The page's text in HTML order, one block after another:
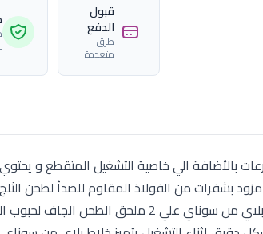
قبول
الدفع
طرق
متعددة
بلاي من سوناي بقوة 400 وات بسعة 1 5 لتر 3 سرعات بالأضافة الي خاصية
بشفرات من الفولاذ المقاوم للصدأ لطحن
باحكام التعشيق لضمان السلامة و الأمان يشتمل خلاط بلاي